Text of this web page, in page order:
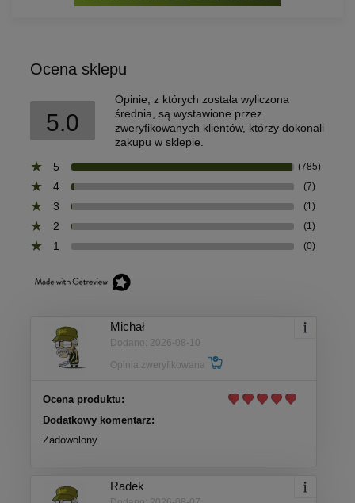
Ocena sklepu
5.0
Opinie, z których została wyliczona
średnia, są wystawione przez
zweryfikowanych klientów, którzy dokonali
zakupu w sklepie.
5
(785)
4 (7)
3 (1)
2 (1)
1 (0)
Michał
Dodano: 2026-08-10
Opinia zweryfikowana
Ocena produktu:
Dodatkowy komentarz:
Zadowolony
Radek